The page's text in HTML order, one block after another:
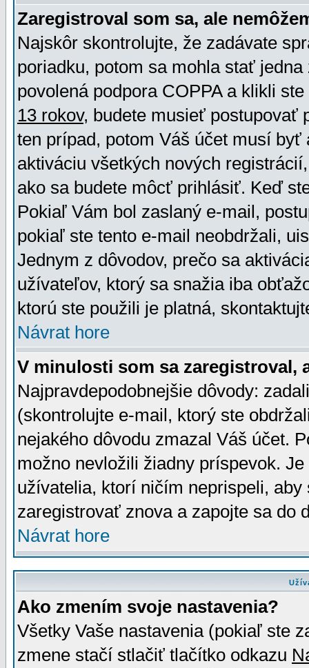
Zaregistroval som sa, ale
Najskôr skontrolujte, že zadávate
poriadku, potom sa mohla stať
povolená podpora COPPA a klikli
13 rokov, budete musieť postupovať
ten prípad, potom Váš účet musí
aktiváciu všetkých nových
ako sa budete môcť prihlásiť. Keď
Pokiaľ Vám bol zaslaný e-mail,
pokiaľ ste tento e-mail neobdržali,
Jednym z dôvodov, prečo sa
užívateľov, ktorý sa snažia iba
ktorú ste použili je platná,
Návrat hore
V minulosti som sa zaregistroval,
Najpravdepodobnejšie dôvody:
(skontrolujte e-mail, ktorý ste
nejakého dôvodu zmazal Váš účet.
možno nevložili žiadny príspevok.
užívatelia, ktorí ničím neprispeli,
zaregistrovať znova a zapojte sa do
Návrat hore
Ako zmením svoje nastavenia?
Všetky Vaše nastavenia (pokiaľ ste
zmene stačí stlačiť tlačítko odkazu